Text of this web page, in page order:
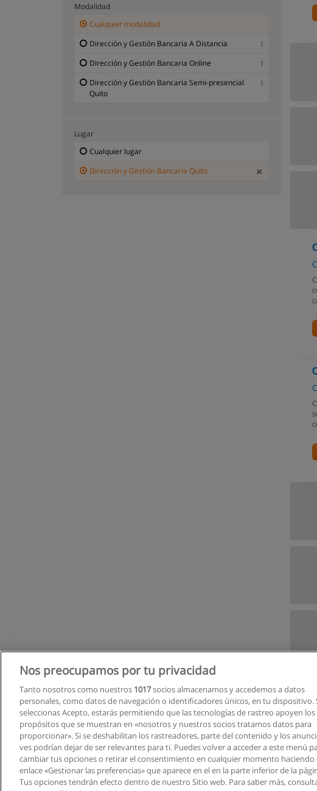
Modalidad
Cualquier modalidad
Dirección y Gestión Bancaria A Distancia
1
Dirección y Gestión Bancaria Online
1
Dirección y Gestión Bancaria Semi-presencial
Quito
1
Lugar
Cualquier lugar
Dirección y Gestión Bancaria Quito
Reglas
Copyright ©
Nos preocupamos por tu privacidad
Tanto nosotros como nuestros 1017socios almacenamos y accedemos a datos
personales, como datos de navegación o identificadores únicos, en tu dispositivo.
seleccionas Acepto, estarás permitiendo que las tecnologías de rastreo apoyen los
propósitos que se muestran en «nosotros y nuestros socios tratamos datos para
proporcionar». Si se deshabilitan los rastreadores, parte del contenido y los
ves podrían dejar de ser relevantes para ti. Puedes volver a acceder a este menú
cambiar tus opciones o retirar el consentimiento en cualquier momento haciendo
enlace «Gestionar las preferencias» que aparece en el en la parte inferior de la
Tus opciones tendrán efecto dentro de nuestro Sitio web. Para saber más,